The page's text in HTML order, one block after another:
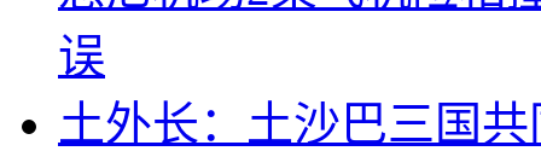
误
土外长：土沙巴三国